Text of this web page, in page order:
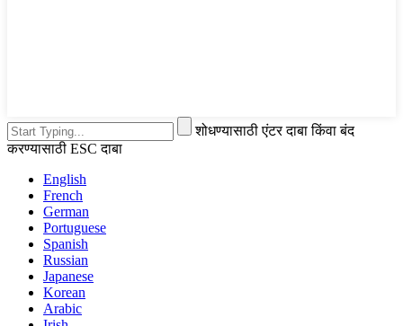
शोधण्यासाठी एंटर दाबा किंवा बंद
करण्यासाठी ESC दाबा
English
French
German
Portuguese
Spanish
Russian
Japanese
Korean
Arabic